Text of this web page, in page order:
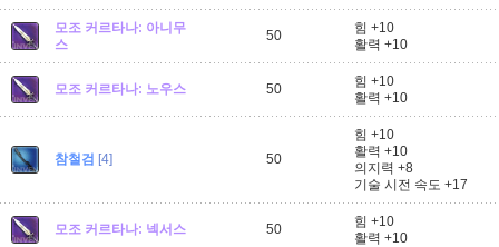
모조 커르타나: 아니무
스
50
힘 +10
활력 +10
모조 커르타나: 노우스 50
힘 +10
활력 +10
참철검 [4] 50
힘 +10
활력 +10
의지력 +8
기술 시전 속도 +17
모조 커르타나: 넥서스 50
힘 +10
활력 +10